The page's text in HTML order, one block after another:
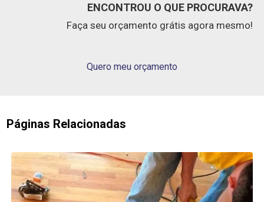
ENCONTROU O QUE PROCURAVA?
Faça seu orçamento grátis agora mesmo!
Quero meu orçamento
Páginas Relacionadas